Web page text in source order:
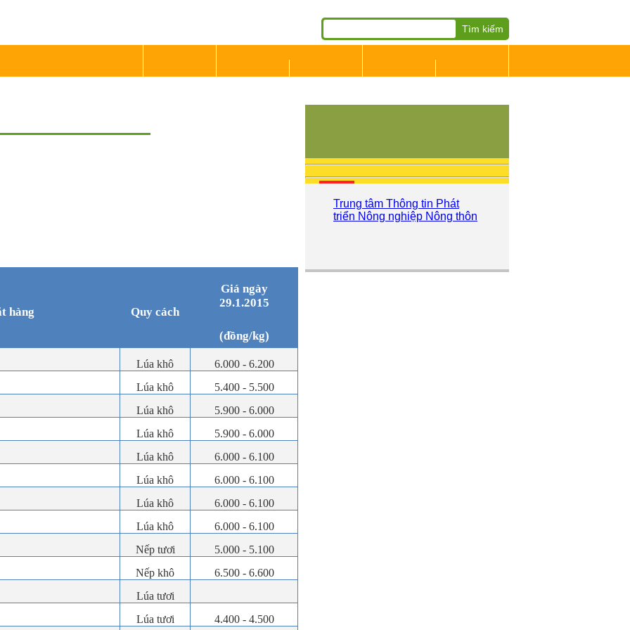
CHỦ
THIỆU
TIN TỨC
ĐỘNG
NHÂN SỰ
PHẨM
hàng Quy cách
Giá ngày
29.1.2015
(đồng/kg)
Lúa khô
6.000 - 6.200
Lúa khô
5.400 - 5.500
Lúa khô
5.900 - 6.000
Lúa khô
5.900 - 6.000
Lúa khô
6.000 - 6.100
Lúa khô
6.000 - 6.100
Lúa khô
6.000 - 6.100
Lúa khô
6.000 - 6.100
Nếp tươi
5.000 - 5.100
Nếp khô
6.500 - 6.600
Lúa tươi
Lúa tươi 4.400 - 4.500
Trung tâm Thông tin Phát
triển Nông nghiệp Nông thôn